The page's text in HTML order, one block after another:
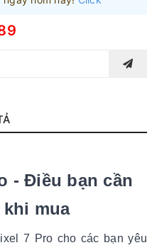
- Điều bạn cần
mua
7 Pro cho các bạn yêu